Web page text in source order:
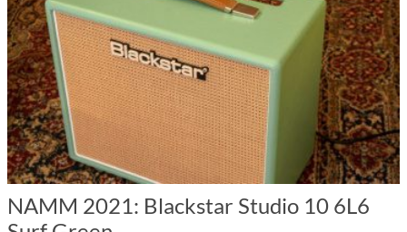
NAMM 2021: Blackstar Studio 10 6L6